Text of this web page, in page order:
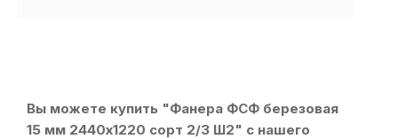
Вы можете купить "Фанера ФСФ березовая
15 мм 2440х1220 сорт 2/3 Ш2" с нашего